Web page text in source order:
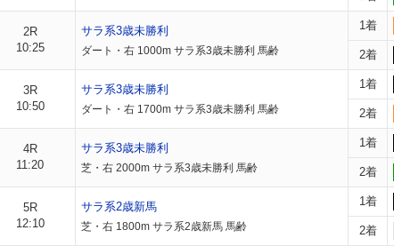
2R
10:25
サラ系3歳未勝利
ダート・右 1000m サラ系3歳未勝利 馬齢
1着
2着
3R
10:50
サラ系3歳未勝利
ダート・右 1700m サラ系3歳未勝利 馬齢
1着
2着
4R
11:20
サラ系3歳未勝利
芝・右 2000m サラ系3歳未勝利 馬齢
1着
2着
5R
12:10
サラ系2歳新馬
芝・右 1800m サラ系2歳新馬 馬齢
1着
2着